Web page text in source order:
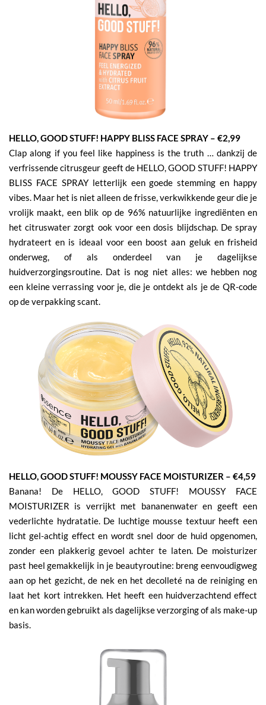
HELLO, GOOD STUFF! HAPPY BLISS FACE SPRAY – €2,99
Clap along if you feel like happiness is the truth … dankzij de
verfrissende citrusgeur geeft de HELLO, GOOD STUFF! HAPPY
BLISS FACE SPRAY letterlijk een goede stemming en happy
vibes. Maar het is niet alleen de frisse, verkwikkende geur die je
vrolijk maakt, een blik op de 96% natuurlijke ingrediënten en
het citruswater zorgt ook voor een dosis blijdschap. De spray
hydrateert en is ideaal voor een boost aan geluk en frisheid
onderweg, of als onderdeel van je dagelijkse
huidverzorgingsroutine. Dat is nog niet alles: we hebben nog
een kleine verrassing voor je, die je ontdekt als je de QR-code
op de verpakking scant.
HELLO, GOOD STUFF! MOUSSY FACE MOISTURIZER – €4,59
Banana! De HELLO, GOOD STUFF! MOUSSY FACE
MOISTURIZER is verrijkt met bananenwater en geeft een
vederlichte hydratatie. De luchtige mousse textuur heeft een
licht gel-achtig effect en wordt snel door de huid opgenomen,
zonder een plakkerig gevoel achter te laten. De moisturizer
past heel gemakkelijk in je beautyroutine: breng eenvoudigweg
aan op het gezicht, de nek en het decolleté na de reiniging en
laat het kort intrekken. Het heeft een huidverzachtend effect
en kan worden gebruikt als dagelijkse verzorging of als make-up
basis.